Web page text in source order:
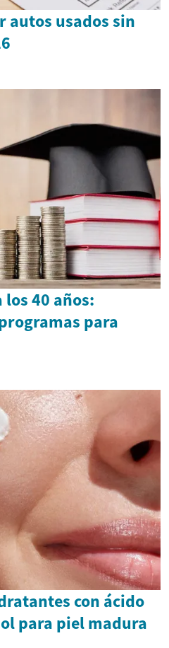
autos usados sin
40 años:
para
con ácido
para piel madura